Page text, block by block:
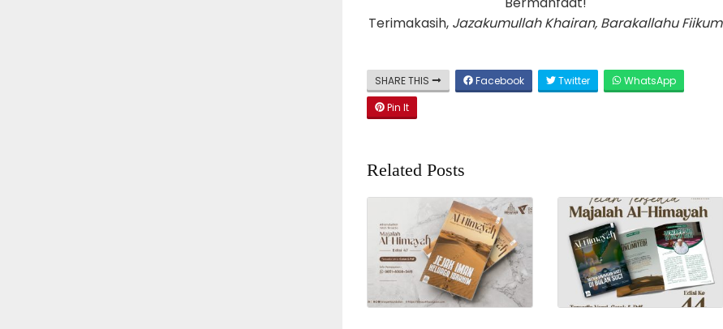
Terimakasih, Jazakumullah Khairan, Barakallahu Fiikum
SHARE THIS Facebook Twitter
WhatsApp
Pin It
Related Posts